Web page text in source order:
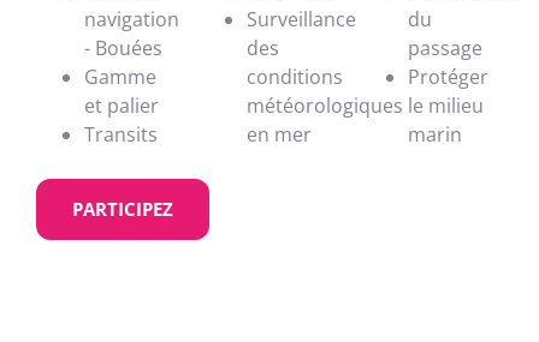
navigation
- Bouées
Gamme
et palier
Transits
Surveillance
des
conditions
météorologiques
en mer
du
passage
Protéger
le milieu
marin
PARTICIPEZ